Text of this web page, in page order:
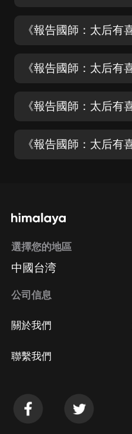
選擇您的地區
中國台湾
公司信息
關於我們
聯繫我們